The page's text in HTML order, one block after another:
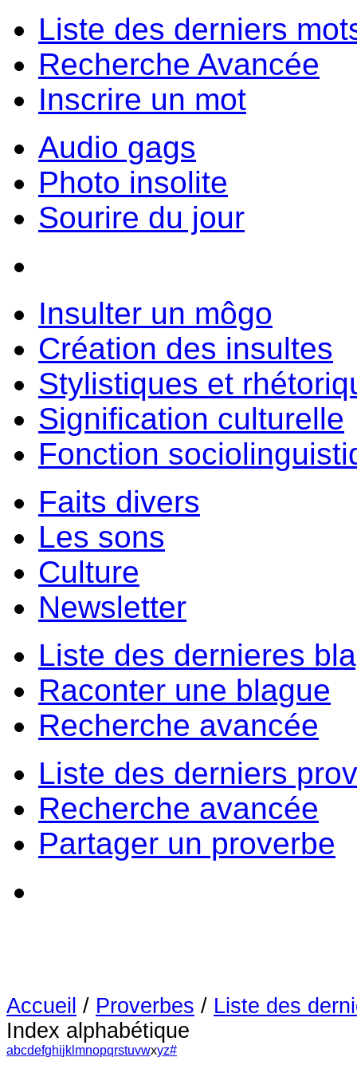
Liste des derniers
Recherche Avancée
Inscrire un mot
Audio gags
Photo insolite
Sourire du jour
Insulter un môgo
Création des insultes
Stylistiques et
Signification culturelle
Fonction
Faits divers
Les sons
Culture
Newsletter
Liste des dernieres
Raconter une blague
Recherche avancée
Liste des derniers
Recherche avancée
Partager un proverbe
Accueil / Proverbes / Liste des
Index alphabétique
abcdefghijk mnopqrstuvwxyz#